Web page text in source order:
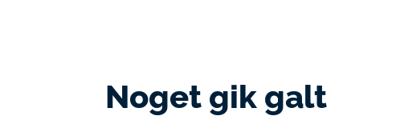
Noget gik galt